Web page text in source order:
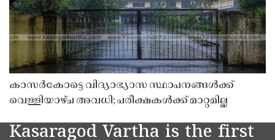
കാസർകോട്ടെ വിദ്യാഭ്യാസ സ്ഥാപനങ്ങൾക്ക്
വെള്ളിയാഴ്ച അവധി; പരീക്ഷകൾക്ക് മാറ്റമില്ല
Kasaragod Vartha is the first